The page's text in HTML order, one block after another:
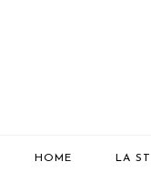
HOME LA
i nostri occhiali da